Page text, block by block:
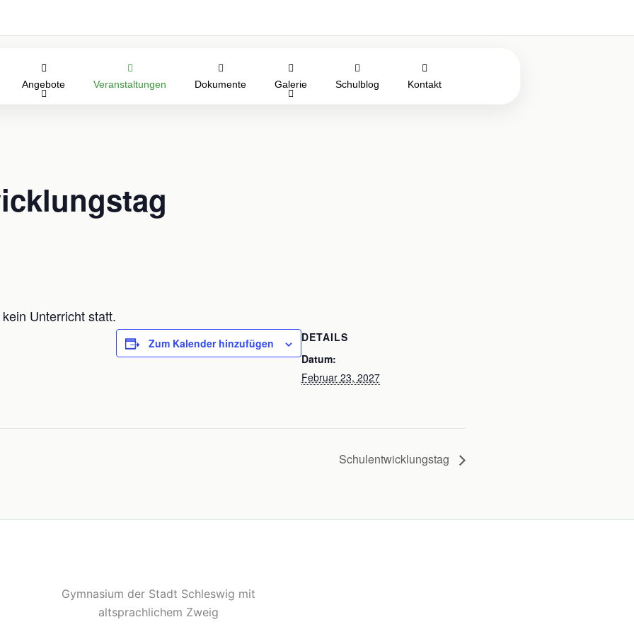
Angebote Veranstaltungen Dokumente Galerie Schulblog Kontakt
Unterricht statt.
Zum Kalender hinzufügen
DETAILS
Datum:
Februar 23, 2027
Schulentwicklungstag
Gymnasium der Stadt Schleswig mit
altsprachlichem Zweig